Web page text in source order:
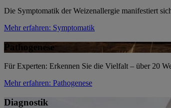
Die Symptomatik der Weizenallergie manifestiert
Mehr erfahren: Symptomatik
Pathogenese
Für Experten: Erkennen Sie die Vielfalt – über 20
Mehr erfahren: Pathogenese
Diagnostik